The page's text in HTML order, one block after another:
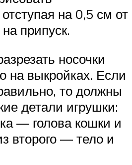
на 0,5 см от
припуск.
носочки
на выкройках. Если
то должны
детали игрушки:
— голова кошки и
второго — тело и